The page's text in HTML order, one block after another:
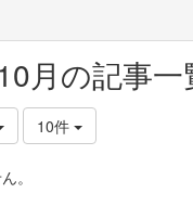
月の記事一
10件
。